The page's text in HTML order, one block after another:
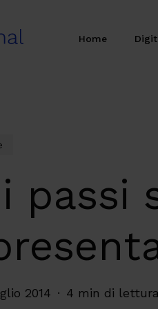
Home
passi
2014 4 min di lettura